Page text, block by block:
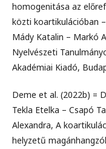
homogenitása az
közti koartikulációban
Mády Katalin – Markó
Nyelvészeti
Akadémiai Kiadó,
Deme et al. (2022b) =
Tekla Etelka – Csapó
Alexandra, A
helyzetű